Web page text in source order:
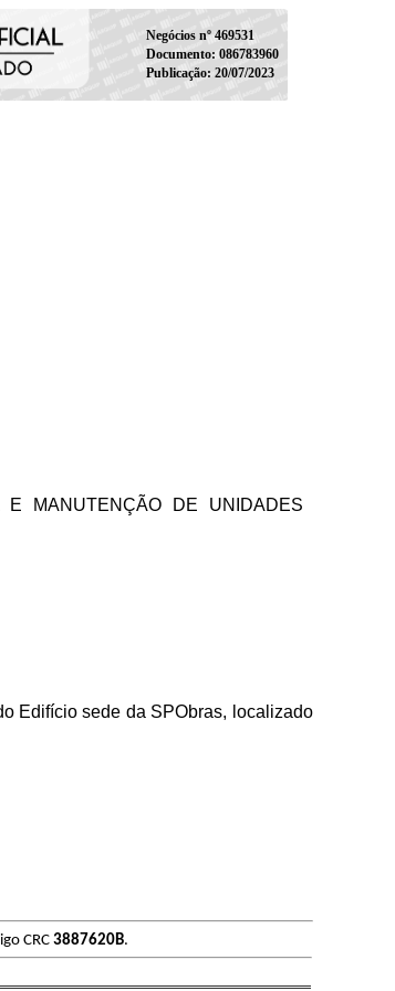
Negócios nº 469531
Documento: 086783960
Publicação: 20/07/2023
MANUTENÇÃO DE UNIDADES
Edifício sede da SPObras, localizado
CRC3887620B.